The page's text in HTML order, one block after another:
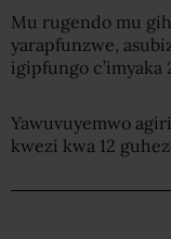
Mu rugendo mu
yarapfunzwe,
igipfungo c’imyaka
Yawuvuyemwo
kwezi kwa 12